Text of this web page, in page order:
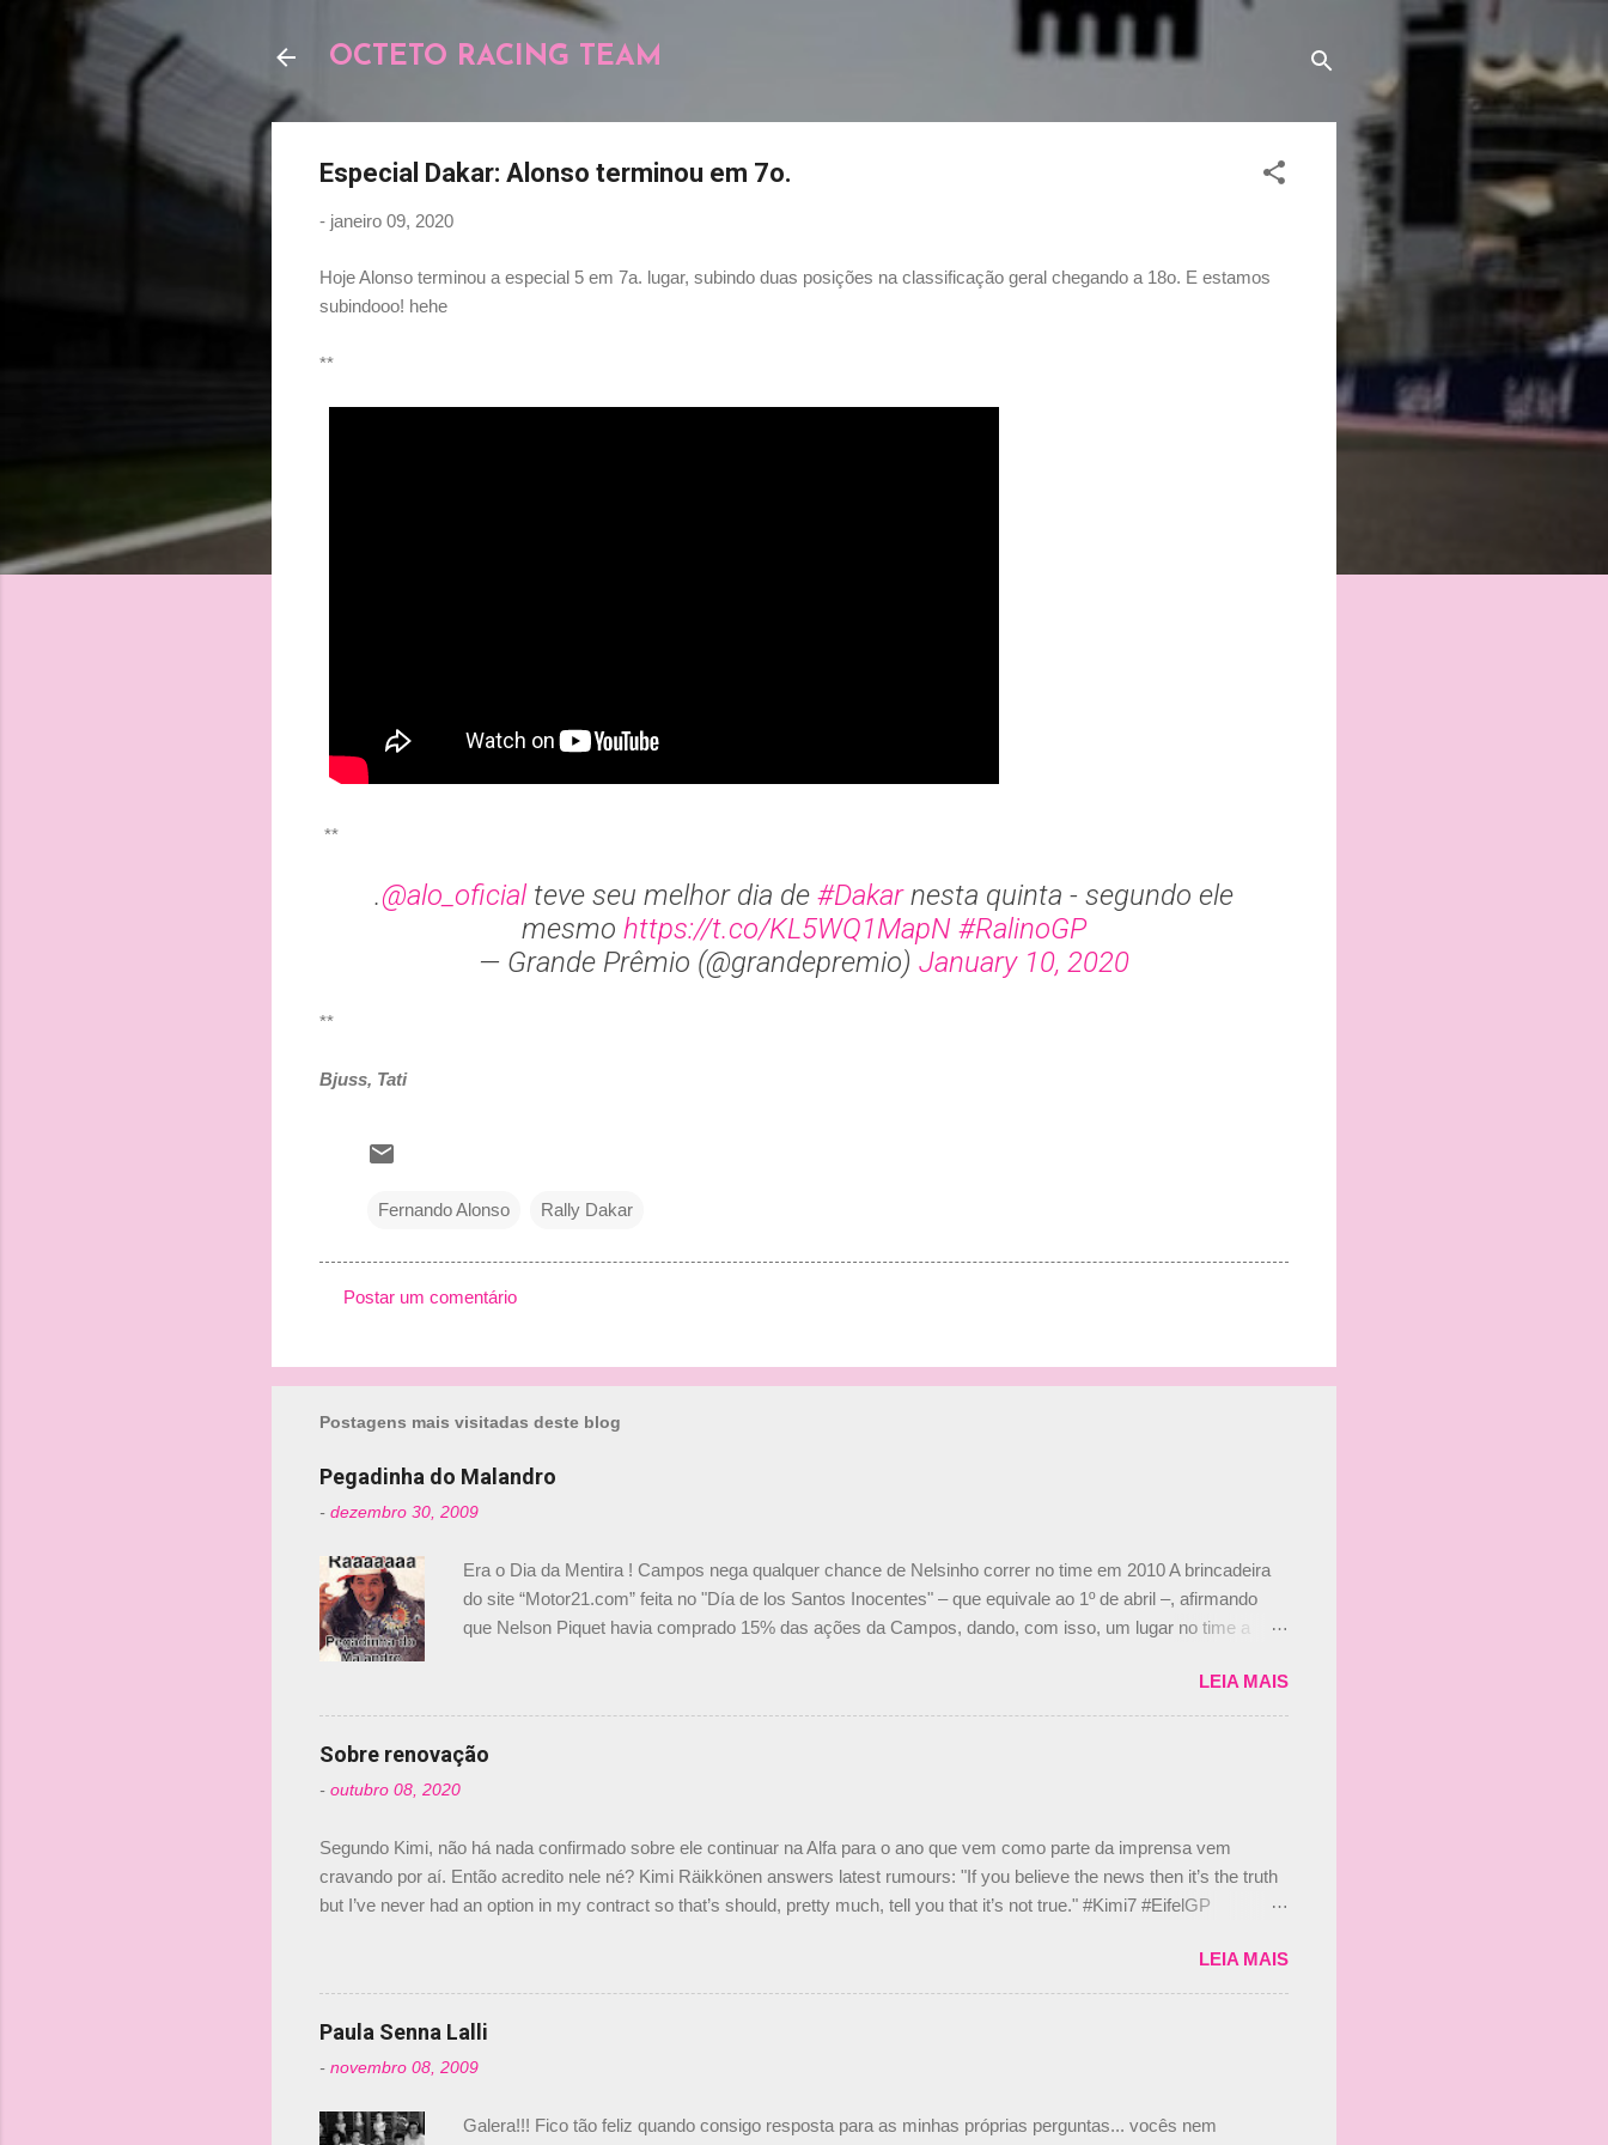
OCTETO RACING TEAM
Especial Dakar: Alonso terminou em 7o.
- janeiro 09, 2020
Hoje Alonso terminou a especial 5 em 7a. lugar, subindo duas posições na classificação geral chegando a 18o. E estamos
subindooo! hehe
**
**
.@alo_oficialteve seu melhor dia de #Dakarnesta quinta - segundo ele
mesmo https://t.co/KL5WQ1MapN #RalinoGP
— Grande Prêmio (@grandepremio) January 10, 2020
**
Bjuss, Tati
Fernando Alonso Rally Dakar
m
e
t
á
r
i
o
s
Postar um comentário
Postagens mais visitadas deste blog
Pegadinha do Malandro
- dezembro 30, 2009
Era o Dia da Mentira ! Campos nega qualquer chance de Nelsinho correr no time em 2010 A brincadeira
do site “Motor21.com” feita no "Día de los Santos Inocentes" – que equivale ao 1º de abril –, afirmando
que Nelson Piquet havia comprado 15% das ações da Campos, dando, com isso, um lugar no time a
dirigente foi taxativo ao declarar que o brasileiro não será o companheiro de Bruno Senna em 2010. "Na
verdade, nós recebemos uma oferta de Piquet", admitiu Audetto. “Mas depois de ter assinado com Bruno
Senna, não podemos ter dois brasileiros”, explicou, dizendo ainda que não tem nada contra o filho do
LEIA MAIS
Sobre renovação
- outubro 08, 2020
Segundo Kimi, não há nada confirmado sobre ele continuar na Alfa para o ano que vem como parte da imprensa vem
cravando por aí. Então acredito nele né? Kimi Räikkönen answers latest rumours: "If you believe the news then it’s the truth
but I’ve never had an option in my contract so that’s should, pretty much, tell you that it’s not true." #Kimi7 #EifelGP
falando sobre o fato do Iceman estar há tantos anos na F1. What is it like to have Kimi as a team mate? 🙌 Over to you,
@RGrosjean ! #EifelGP 🇩🇪 #F1 pic.twitter.com/GSAu1LWnwW — Formula 1 (@F1) October 8, 2020 Beijinhos, Ludy
LEIA MAIS
Paula Senna Lalli
- novembro 08, 2009
Galera!!! Fico tão feliz quando consigo resposta para as minhas próprias perguntas... vocês nem